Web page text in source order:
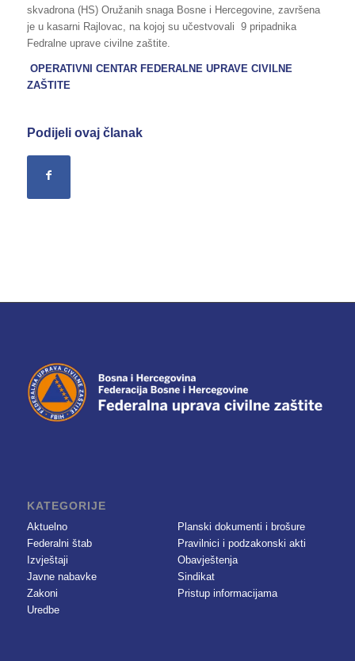
skvadrona (HS) Oružanih snaga Bosne i Hercegovine, završena
je u kasarni Rajlovac, na kojoj su učestvovali 9 pripadnika
Fedralne uprave civilne zaštite.
OPERATIVNI CENTAR FEDERALNE UPRAVE CIVILNE
ZAŠTITE
Podijeli ovaj članak
KATEGORIJE
Aktuelno
Federalni štab
Izvještaji
Javne nabavke
Zakoni
Uredbe
Planski dokumenti i brošure
Pravilnici i podzakonski akti
Obavještenja
Sindikat
Pristup informacijama